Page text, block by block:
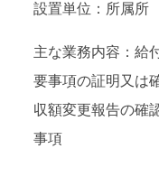
設置単位：所属所
主な業務内容：給
要事項の証明又は
収額変更報告の確
事項